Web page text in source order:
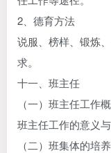
2、德育方法
说服、榜样、锻炼
求。
十一、班主任
（一）班主任工作
班主任工作的意义
（二）班集体的培养